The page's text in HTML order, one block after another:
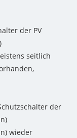
der PV
seitlich
der
wieder